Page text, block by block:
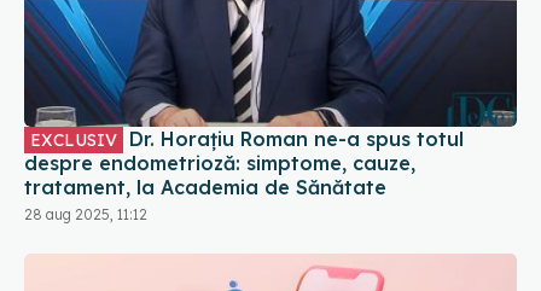
EXCLUSIV
despre endometrioză: simptome, cauze,
tratament, la Academia de Sănătate
28 aug 2025, 11:12